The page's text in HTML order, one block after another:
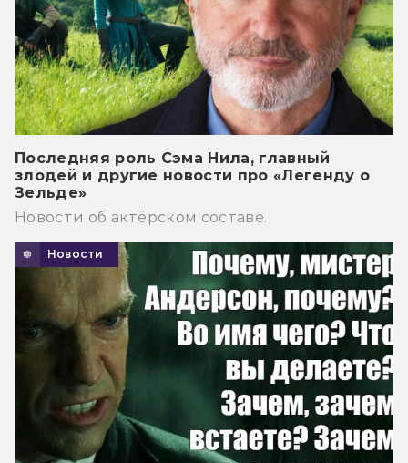
Последняя роль Сэма Нила, главный
злодей и другие новости про «Легенду о
Зельде»
Новости об актёрском составе.
Новости